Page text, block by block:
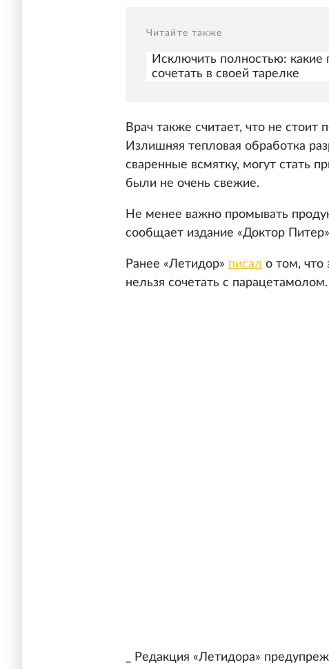
Читайте также
Исключить полностью: какие
сочетать в своей тарелке
Врач также считает, что не стоит
Излишняя тепловая обработка
сваренные всмятку, могут стать
были не очень свежие.
Не менее важно промывать
сообщает издание «Доктор
Ранее «Летидор» писал о том, что
нельзя сочетать с парацетамолом.
_ Редакция «Летидора»